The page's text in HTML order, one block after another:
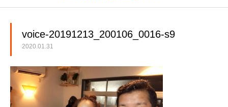
voice-20191213_200106_0016-s9
2020.01.31